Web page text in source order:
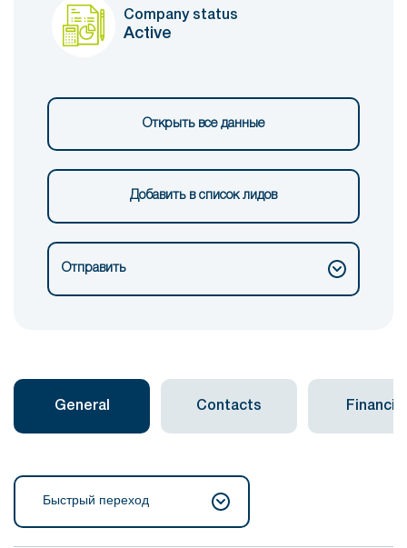
Company status
Active
Открыть все данные
Добавить в список лидов
Отправить
General Contacts Financial
Быстрый переход